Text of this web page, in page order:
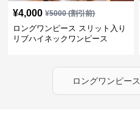
¥4,000 ¥5000(割引前)
ロングワンピース スリット入り
リブハイネックワンピース
ロングワンピース